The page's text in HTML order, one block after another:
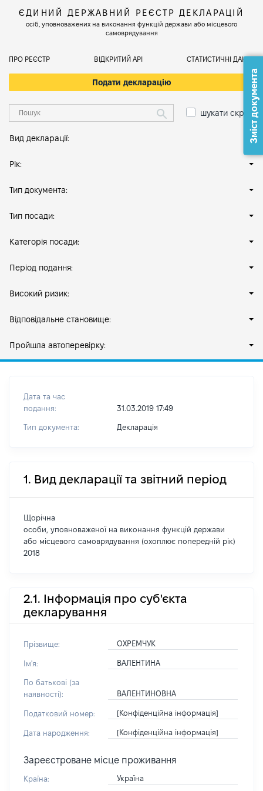
ЄДИНИЙ ДЕРЖАВНИЙ РЕЄСТР ДЕКЛАРАЦІЙ
осіб, уповноважених на виконання функцій держави або місцевого
самоврядування
ПРО РЕЄСТР ВІДКРИТИЙ АРІ СТАТИСТИЧНІ ДАНІ
Подати декларацію
шукати скрізь
Вид декларації:
Рік:
Тип документа:
Тип посади:
Категорія посади:
Період подання:
Високий ризик:
Відповідальне становище:
Пройшла автоперевірку:
Дата та час
подання:
31.03.2019 17:49
Тип документа: Декларація
1. Вид декларації та звітний період
Щорічна
особи, уповноваженої на виконання функцій держави
або місцевого самоврядування (охоплює попередній рік)
2018
2.1. Інформація про суб'єкта
декларування
Прізвище: ОХРЕМЧУК
Ім'я: ВАЛЕНТИНА
По батькові (за
наявності):
ВАЛЕНТИНОВНА
Податковий номер: [Конфіденційна інформація]
Дата народження: [Конфіденційна інформація]
Зареєстроване місце проживання
Країна: Україна
Зміст документа